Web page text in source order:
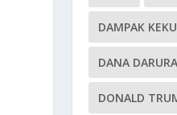
DAMPAK
DANA
DONALD